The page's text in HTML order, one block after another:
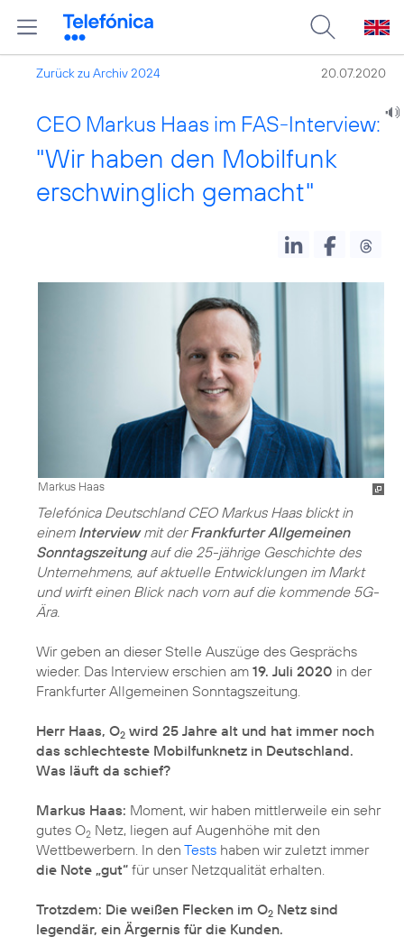
Zurück zu Archiv 2024 20.07.2020
CEO Markus Haas im FAS-Interview:
"Wir haben den Mobilfunk
erschwinglich gemacht"
Markus Haas
Telefónica Deutschland CEO Markus Haas blickt in
einem Interviewmit derFrankfurter Allgemeinen
Sonntagszeitungauf die 25-jährige Geschichte des
Unternehmens, auf aktuelle Entwicklungen im Markt
und wirft einen Blick nach vorn auf die kommende 5G-
Ära.
Wir geben an dieser Stelle Auszüge des Gesprächs
wieder. Das Interview erschien am 19. Juli 2020 in der
Frankfurter Allgemeinen Sonntagszeitung.
Herr Haas, O2 wird 25 Jahre alt und hat immer noch
das schlechteste Mobilfunknetz in Deutschland.
Was läuft da schief?
Markus Haas: Moment, wir haben mittlerweile ein sehr
gutes O2 Netz, liegen auf Augenhöhe mit den
Wettbewerbern. In den Tests haben wir zuletzt immer
die Note „gut“ für unser Netzqualität erhalten.
Trotzdem: Die weißen Flecken im O2 Netz sind
legendär, ein Ärgernis für die Kunden.